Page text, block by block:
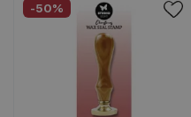
-50%